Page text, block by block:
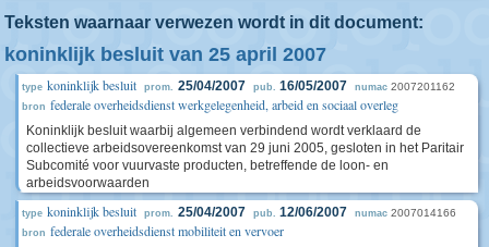
Teksten waarnaar verwezen wordt in dit document:
koninklijk besluit van 25 april 2007
type koninklijk besluit prom. 25/04/2007 pub. 16/05/2007 numac 2007201162
bron federale overheidsdienst werkgelegenheid, arbeid en sociaal overleg
Koninklijk besluit waarbij algemeen verbindend wordt verklaard de
collectieve arbeidsovereenkomst van 29 juni 2005, gesloten in het Paritair
Subcomité voor vuurvaste producten, betreffende de loon- en
arbeidsvoorwaarden
type koninklijk besluit prom. 25/04/2007 pub. 12/06/2007 numac 2007014166
bron federale overheidsdienst mobiliteit en vervoer